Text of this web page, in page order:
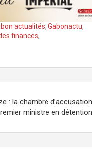
actualités, Gabonactu,
finances,
: la chambre d’accusation
ministre en détention